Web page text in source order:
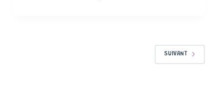
SUIVANT